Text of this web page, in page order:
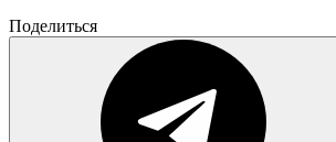
Поделиться